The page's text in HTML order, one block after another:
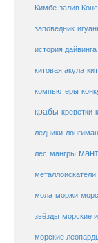
Кимбе залив
заповедник
история дайвинга
китовая акула
компьютеры
крабы креветки
ледники
лес мангры
металлоискатели
мола моржи
звёзды морские
морские